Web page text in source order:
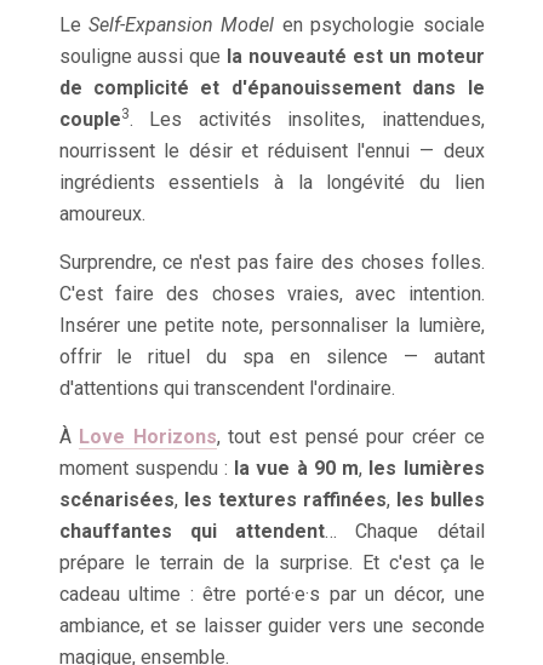
Le Self-Expansion Model en psychologie sociale
souligne aussi que la nouveauté est un moteur
de complicité et d'épanouissement dans le
couple3. Les activités insolites, inattendues,
nourrissent le désir et réduisent l'ennui — deux
ingrédients essentiels à la longévité du lien
amoureux.
Surprendre, ce n'est pas faire des choses folles.
C'est faire des choses vraies, avec intention.
Insérer une petite note, personnaliser la lumière,
offrir le rituel du spa en silence — autant
d'attentions qui transcendent l'ordinaire.
À Love Horizons, tout est pensé pour créer ce
moment suspendu : la vue à 90 m, les lumières
scénarisées, les textures raffinées, les bulles
chauffantes qui attendent… Chaque détail
prépare le terrain de la surprise. Et c'est ça le
cadeau ultime : être porté·e·s par un décor, une
ambiance, et se laisser guider vers une seconde
magique, ensemble.